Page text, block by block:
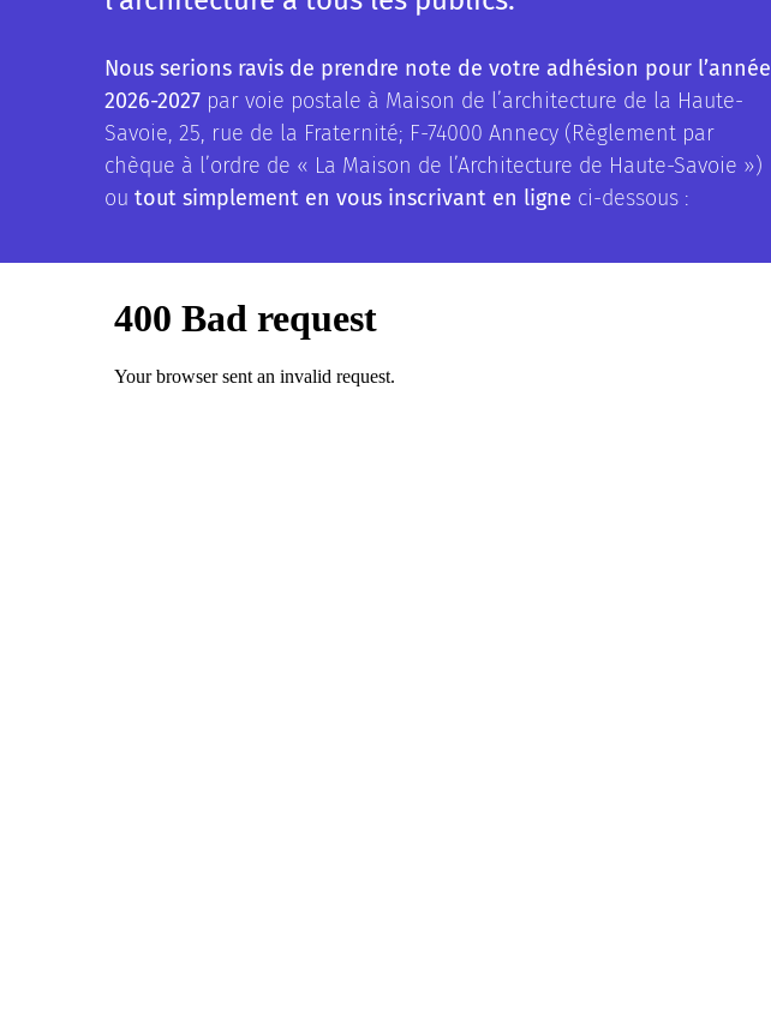
Nous serions ravis de prendre note de votre adhésion pour l’année
2026-2027par voie postale à Maison de l’architecture de la Haute-
Savoie, 25, rue de la Fraternité; F-74000 Annecy (Règlement par
chèque à l’ordre de « La Maison de l’Architecture de Haute-Savoie »)
ou tout simplement en vous inscrivant en ligne ci-dessous :